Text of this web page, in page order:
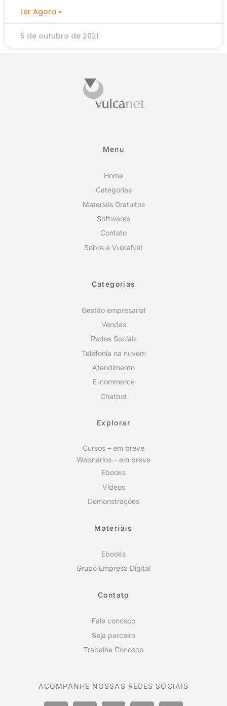
Ler Agora »
5 de outubro de 2021
Menu
Home
Categorias
Materiais Gratuitos
Softwares
Contato
Sobre a VulcaNet
Categorias
Gestão empresarial
Vendas
Redes Sociais
Telefonia na nuvem
Atendimento
E-commerce
Chatbot
Explorar
Cursos – em breve
Webnários – em breve
Ebooks
Vídeos
Demonstrações
Materiais
Ebooks
Grupo Empresa Digital
Contato
Fale conosco
Seja parceiro
Trabalhe Conosco
ACOMPANHE NOSSAS REDES SOCIAIS